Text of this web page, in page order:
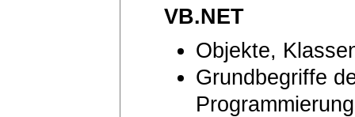
VB.NET
Objekte,
Grundbegriffe
Programmierung